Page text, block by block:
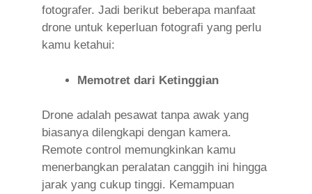
fotografer. Jadi berikut beberapa manfaat
drone untuk keperluan fotografi yang perlu
kamu ketahui:
Memotret dari Ketinggian
Drone adalah pesawat tanpa awak yang
biasanya dilengkapi dengan kamera.
Remote control memungkinkan kamu
menerbangkan peralatan canggih ini hingga
jarak yang cukup tinggi. Kemampuan